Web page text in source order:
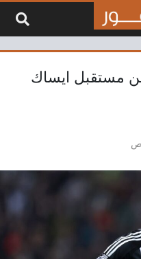
مستقبل ايساك